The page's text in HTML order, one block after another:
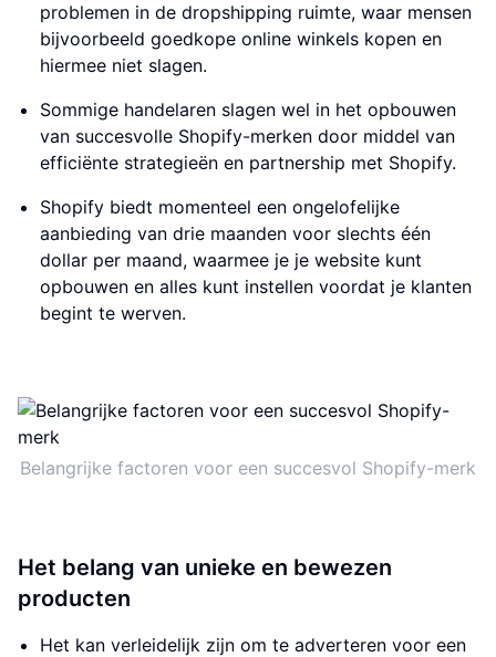
problemen in de dropshipping ruimte, waar mensen
bijvoorbeeld goedkope online winkels kopen en
hiermee niet slagen.
Sommige handelaren slagen wel in het opbouwen
van succesvolle Shopify-merken door middel van
efficiënte strategieën en partnership met Shopify.
Shopify biedt momenteel een ongelofelijke
aanbieding van drie maanden voor slechts één
dollar per maand, waarmee je je website kunt
opbouwen en alles kunt instellen voordat je klanten
begint te werven.
Belangrijke factoren voor een succesvol Shopify-merk
Het belang van unieke en bewezen
producten
Het kan verleidelijk zijn om te adverteren voor een